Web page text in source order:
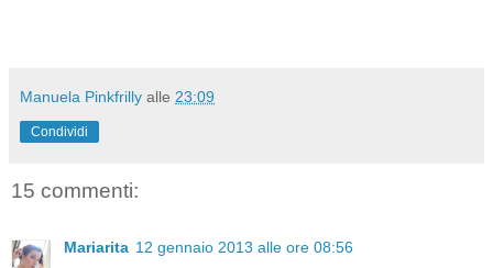
Manuela Pinkfrilly alle 23:09
Condividi
15 commenti:
Mariarita 12 gennaio 2013 alle ore 08:56